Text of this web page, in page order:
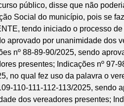
público, disse que não
Social do município, pois se
tendo iniciado o processo
aprovado por unanimidade dos
nº 88-89-90/2025, sendo
presentes; Indicações nº 97-
no qual fez uso da palavra o
110-111-112-113/2025, sendo
dos vereadores presentes;